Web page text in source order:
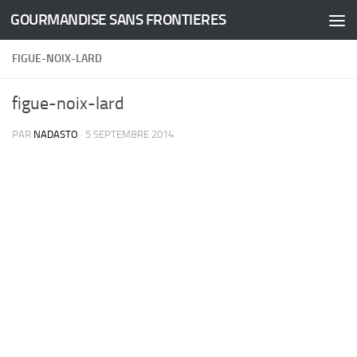
Skip to content
GOURMANDISE SANS FRONTIERES
FIGUE-NOIX-LARD
figue-noix-lard
PAR NADASTO · 5 SEPTEMBRE 2014